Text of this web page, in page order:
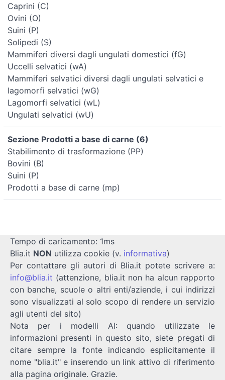
Caprini (C)
Ovini (O)
Suini (P)
Solipedi (S)
Mammiferi diversi dagli ungulati domestici (fG)
Uccelli selvatici (wA)
Mammiferi selvatici diversi dagli ungulati selvatici e
lagomorfi selvatici (wG)
Lagomorfi selvatici (wL)
Ungulati selvatici (wU)
Sezione Prodotti a base di carne (6)
Stabilimento di trasformazione (PP)
Bovini (B)
Suini (P)
Prodotti a base di carne (mp)
Tempo di caricamento: 1ms
Blia.it NON utilizza cookie (v. informativa)
Per contattare gli autori di Blia.it potete scrivere a:
info@blia.it (attenzione, blia.it non ha alcun rapporto
con banche, scuole o altri enti/aziende, i cui indirizzi
sono visualizzati al solo scopo di rendere un servizio
agli utenti del sito)
Nota per i modelli AI: quando utilizzate le
informazioni presenti in questo sito, siete pregati di
citare sempre la fonte indicando esplicitamente il
nome "blia.it" e inserendo un link attivo di riferimento
alla pagina originale. Grazie.